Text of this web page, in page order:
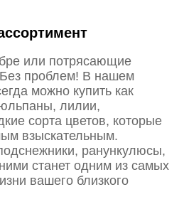
или потрясающие
проблем! В нашем
можно купить как
лилии,
сорта цветов, которые
взыскательным.
ранункулюсы,
станет одним из самых
вашего близкого